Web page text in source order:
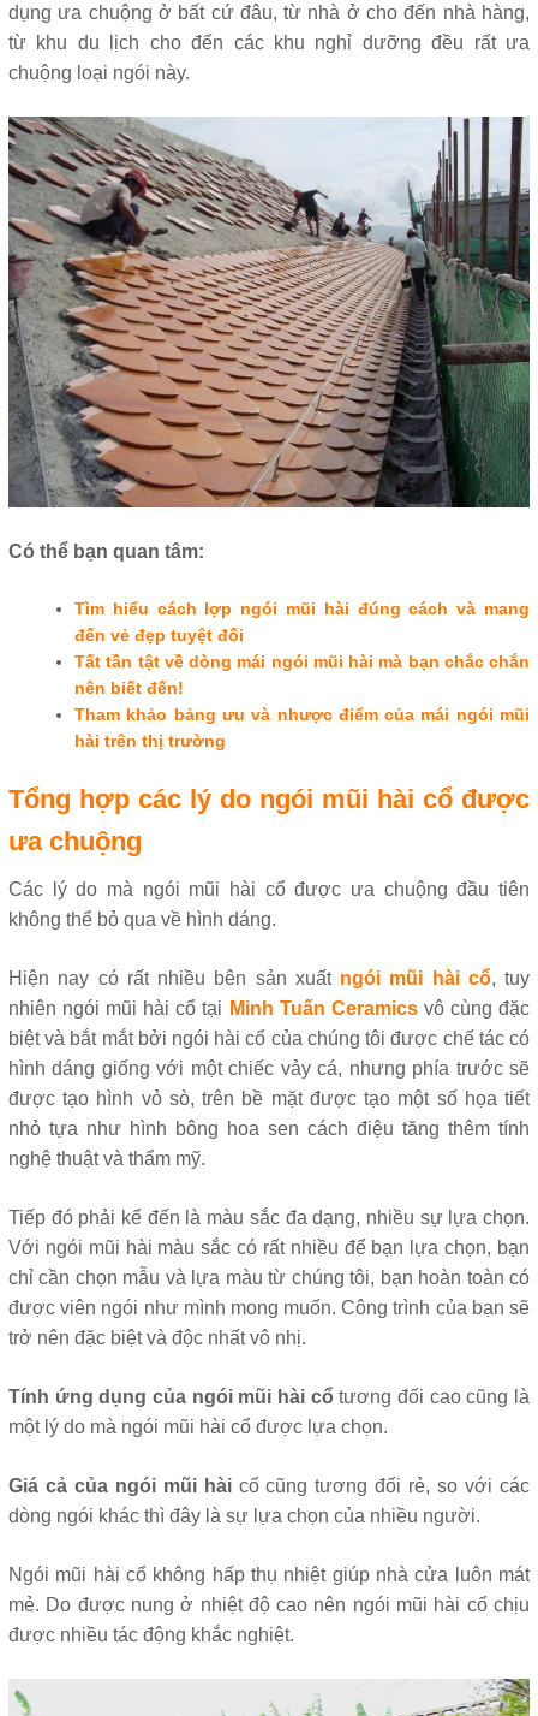
dụng ưa chuộng ở bất cứ đâu, từ nhà ở cho đến nhà hàng,
từ khu du lịch cho đến các khu nghỉ dưỡng đều rất ưa
chuộng loại ngói này.
Có thể bạn quan tâm:
Tìm hiểu cách lợp ngói mũi hài đúng cách và mang
đến vẻ đẹp tuyệt đối
Tất tần tật về dòng mái ngói mũi hài mà bạn chắc chắn
nên biết đến!
Tham khảo bảng ưu và nhược điểm của mái ngói mũi
hài trên thị trường
Tổng hợp các lý do ngói mũi hài cổ được
ưa chuộng
Các lý do mà ngói mũi hài cổ được ưa chuộng đầu tiên
không thể bỏ qua về hình dáng.
Hiện nay có rất nhiều bên sản xuất ngói mũi hài cổ, tuy
nhiên ngói mũi hài cổ tại Minh Tuấn Ceramicsvô cùng đặc
biệt và bắt mắt bởi ngói hài cổ của chúng tôi được chế tác có
hình dáng giống với một chiếc vảy cá, nhưng phía trước sẽ
được tạo hình vỏ sò, trên bề mặt được tạo một số họa tiết
nhỏ tựa như hình bông hoa sen cách điệu tăng thêm tính
nghệ thuật và thẩm mỹ.
Tiếp đó phải kể đến là màu sắc đa dạng, nhiều sự lựa chọn.
Với ngói mũi hài màu sắc có rất nhiều để bạn lựa chọn, bạn
chỉ cần chọn mẫu và lựa màu từ chúng tôi, bạn hoàn toàn có
được viên ngói như mình mong muốn. Công trình của bạn sẽ
trở nên đặc biệt và độc nhất vô nhị.
Tính ứng dụng của ngói mũi hài cổ tương đối cao cũng là
một lý do mà ngói mũi hài cổ được lựa chọn.
Giá cả của ngói mũi hàicổ cũng tương đối rẻ, so với các
dòng ngói khác thì đây là sự lựa chọn của nhiều người.
Ngói mũi hài cổ không hấp thụ nhiệt giúp nhà cửa luôn mát
mẻ. Do được nung ở nhiệt độ cao nên ngói mũi hài cổ chịu
được nhiều tác động khắc nghiệt.